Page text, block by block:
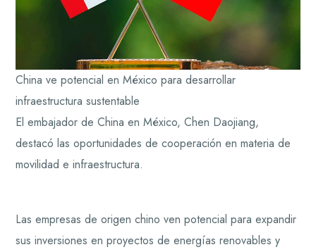
China ve potencial en México para desarrollar
infraestructura sustentable
El embajador de China en México, Chen Daojiang,
destacó las oportunidades de cooperación en materia de
movilidad e infraestructura.
Las empresas de origen chino ven potencial para expandir
sus inversiones en proyectos de energías renovables y